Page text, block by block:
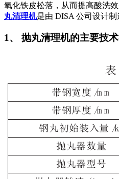
氧化铁皮松落，从而提高酸洗
丸清理机是由 DISA 公司设计
1、 抛丸清理机的主要技